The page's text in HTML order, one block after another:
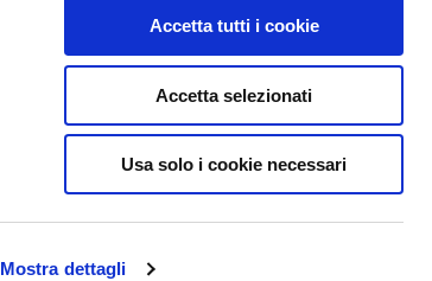
Mostra dettagli
Accetta tutti i cookie
Accetta selezionati
Usa solo i cookie necessari